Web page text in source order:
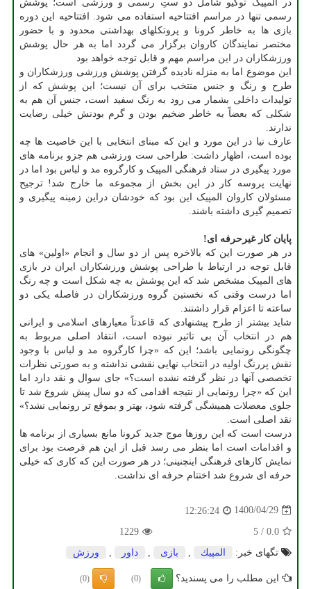
در المپیک توکیو شامل دو ستِ رسمی و ورزشی است؛ پوشش
رسمی تنها در مراسم افتتاحیه استفاده می شود. افتتاحیه این دوره
بازی ها به خاطر کرونا و پروتکلهای بهداشتی محدود و با حضور
مختصر نمایندگان کاروان برگزار می گردد اما به هر حال پوشش
ورزشکاران در این مراسم مهم و قابل توجه خواهد بود
این موضوع اما به منزله نادیده گرفتن پوشش ورزشی ورزشکاران و
طرح و رنگ و جنس منتخب برای آن نیست؛ این پوشش که از
تولیدات داخلی بشمار می رود به رنگ سفید است، جنس آن هم به
شکلی که بعضاً به خاطر ضخیم بودن و گرم بودنش خیلی رضایت
ندارند.
عارف نیا در این مورد و این که مبنای انتخابی با این خاصیت ها چه
بوده است، اظهار داشت: طراحی ست ورزشی هم جزو برنامه های
مورد پیگیری در ستاد فرهنگی المپیک و کارگروه مد و لباس بود اما در
نهایت پروسه کار در این بخش از مجموعه ما خارج شد! ترجیح
مسئولان کاروان المپیک این بود که خودشان دراین زمینه پیگیری و
تصمیم گیری داشته باشند.
پایان کار غیرحرفه ای!
در هر صورت این که بالاخره پس از دو سال و انجام «اولین» های
قابل توجه در ارتباط با طراحی پوشش ورزشکاران ایران در بازی
های المپیک مشخص شد که این پوشش به چه شکل است و چه رنگ
اما درست وقتی که نخستین گروه ورزشکاران در فاصله یکی دو
ساعته تا اعزام قرار داشتند.
شاید بیشتر از طرح پیشنهادی که قاعدتاً معیارهای اسلامی و ایرانی
هم در انتخاب آن بی تاثیر نبوده است، انتقاد اصلی مربوط به
چگونگی رونمایی باشد؛ این که «چرا کارگروه مد و لباس با وجود
نقش پررنگ اولیه در انتخاب نهایی نقشی نداشته و به صورتی نظرات
تخصصی آنها در نظر گرفته نشده است؟» جای سوال و نقد دارد اما
این که «چرا رونمایی از نتیجه اقدامی که دو سال پیش شروع شد تا
جلوی معضلات همیشگی گرفته شود، بهتر و بموقع تر رونمایی نشد؟»
نقد اصلی است.
درست است که این روزها موج جدید کرونا مانع بسیاری از برنامه ها
و اقدامات است اما بنظر می رسد قبل از این هم فرصت بود برای
نمایش کارهای فرهنگی اینچنینی؛ در هر صورت این که کاری که خیلی
حرفه ای شروع شد اختتام حرفه ای نداشت.
1400/04/29
12:26:24
0.0
/
5
1229
تگهای خبر:
المپیك بازی داور ورزش
این مطلب را می پسندید؟ (0)
(0)